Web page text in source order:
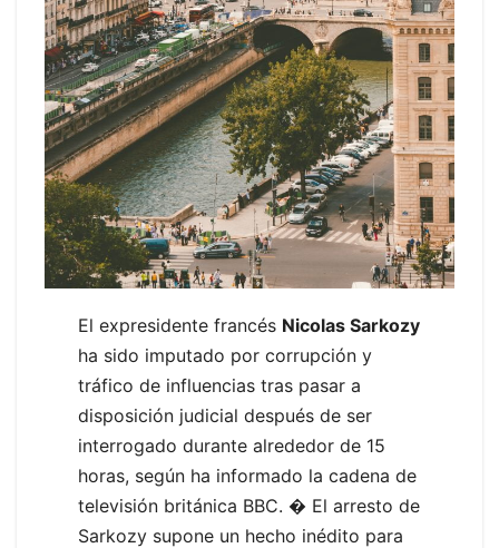
El expresidente francés Nicolas Sarkozy
ha sido imputado por corrupción y
tráfico de influencias tras pasar a
disposición judicial después de ser
interrogado durante alrededor de 15
horas, según ha informado la cadena de
televisión británica BBC. � El arresto de
Sarkozy supone un hecho inédito para